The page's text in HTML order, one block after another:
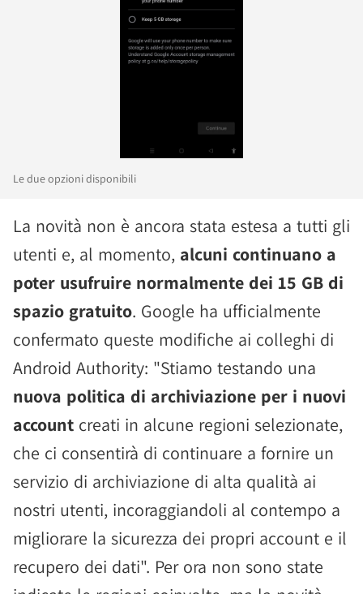
Le due opzioni disponibili
La novità non è ancora stata estesa a tutti gli
utenti e, al momento, alcuni continuano a
poter usufruire normalmente dei 15 GB di
spazio gratuito. Google ha ufficialmente
confermato queste modifiche ai colleghi di
Android Authority: "Stiamo testando una
nuova politica di archiviazione per i nuovi
account creati in alcune regioni selezionate,
che ci consentirà di continuare a fornire un
servizio di archiviazione di alta qualità ai
nostri utenti, incoraggiandoli al contempo a
migliorare la sicurezza dei propri account e il
recupero dei dati". Per ora non sono state